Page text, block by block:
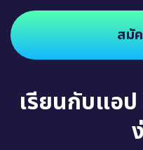
สมั
เรียนกับแอป